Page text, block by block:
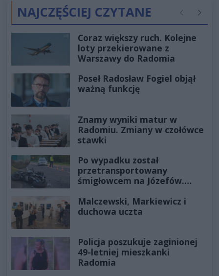
NAJCZĘŚCIEJ CZYTANE Poprzednie
Coraz większy ruch. Kolejne
loty przekierowane z
Warszawy do Radomia
Poseł Radosław Fogiel objął
ważną funkcję
Znamy wyniki matur w
Radomiu. Zmiany w czołówce
stawki
Po wypadku został
przetransportowany
śmigłowcem na Józefów.
Malczewski, Markiewicz i
duchowa uczta
Policja poszukuje zaginionej
49-letniej mieszkanki
Radomia